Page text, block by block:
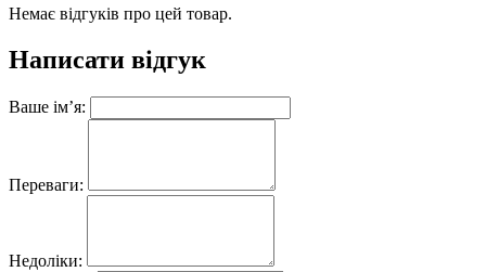
Немає відгуків про цей товар.
Написати відгук
Ваше ім’я:
Переваги:
Недоліки: